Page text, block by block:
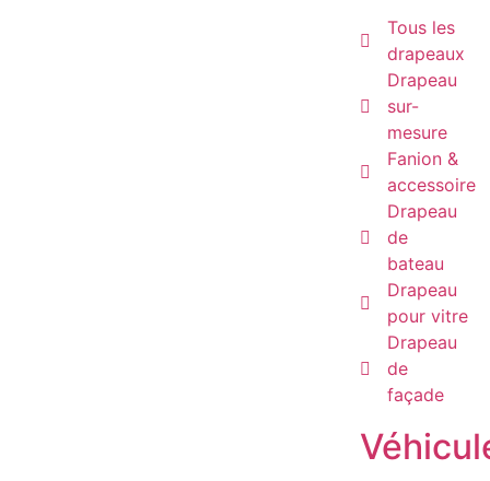
Tous les
drapeaux
Drapeau
sur-
mesure
Fanion &
accessoire
Drapeau
de
bateau
Drapeau
pour vitre
Drapeau
de
façade